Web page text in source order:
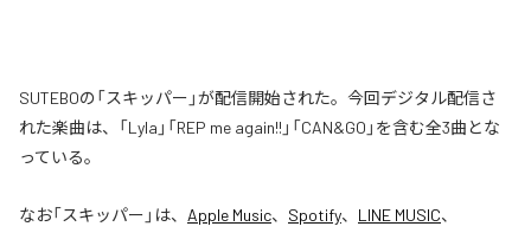
SUTEBOの「スキッパー」が配信開始された。今回デジタル配信さ
れた楽曲は、「Lyla」「REP me again!!」「CAN&GO」を含む全3曲とな
っている。
なお「スキッパー 」は、 Apple Music、 Spotify、 LINE MUSIC、